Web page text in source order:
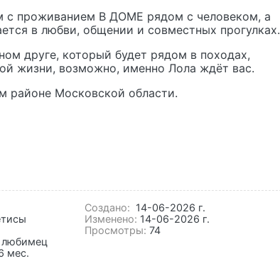
с проживанием В ДОМЕ рядом с человеком, а
в любви, общении и совместных прогулках.
друге, который будет рядом в походах,
жизни, возможно, именно Лола ждёт вас.
районе Московской области.
мес.
Cоздано: 14-06-2026 г.
Изменено: 14-06-2026 г.
Просмотры:74